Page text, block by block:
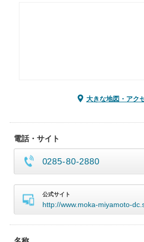
大きな地図・アク
電話・サイト
0285-80-2880
公式サイト
http://www.moka-miyamoto-